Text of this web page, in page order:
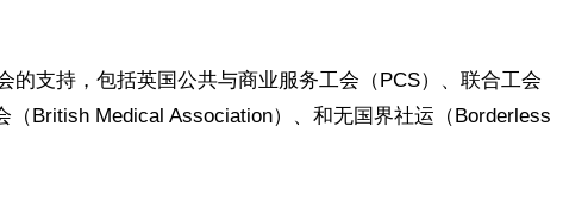
的支持，包括英国公共与商业服务工会（PCS）、联合工会
（British Medical Association）、和无国界社运（Borderless